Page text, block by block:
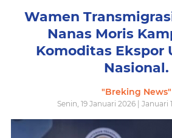
Wamen
Nanas Moris
Komoditas Ekspor
Nasional.
"Breking News"
Senin, 19 Januari 2026 | Januari